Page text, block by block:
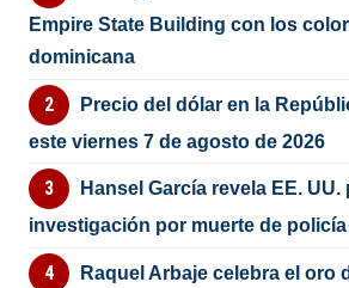
Empire State Building con los
dominicana
Precio del dólar en la
este viernes 7 de agosto de 2026
Hansel García revela EE.
investigación por muerte de policía
Raquel Arbaje celebra el oro